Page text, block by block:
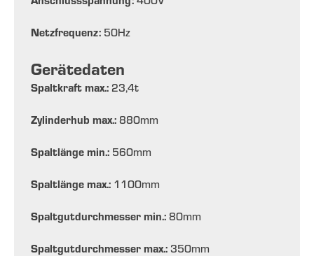
Netzfrequenz: 50Hz
Gerätedaten
Spaltkraft max.: 23,4t
Zylinderhub max.: 880mm
Spaltlänge min.: 560mm
Spaltlänge max.: 1100mm
Spaltgutdurchmesser min.: 80mm
Spaltgutdurchmesser max.: 350mm